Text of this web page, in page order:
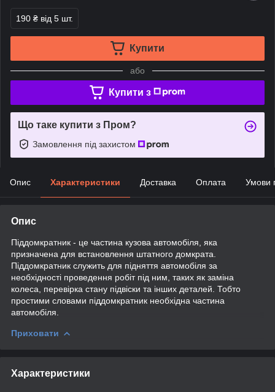
190 ₴ від 5 шт.
Купити
або
Купити з
Що таке купити з Пром?
Замовлення під захистом
Опис Характеристики Доставка Оплата Умови
Опис
Піддомкратник - це частина кузова автомобіля, яка
призначена для встановлення штатного домкрата.
Піддомкратник служить для підняття автомобіля за
необхідності проведення робіт під ним, таких як заміна
колеса, перевірка стану підвіски та інших деталей. Тобто
простими словами піддомкратник необхідна частина
автомобіля.
Приховати
Характеристики